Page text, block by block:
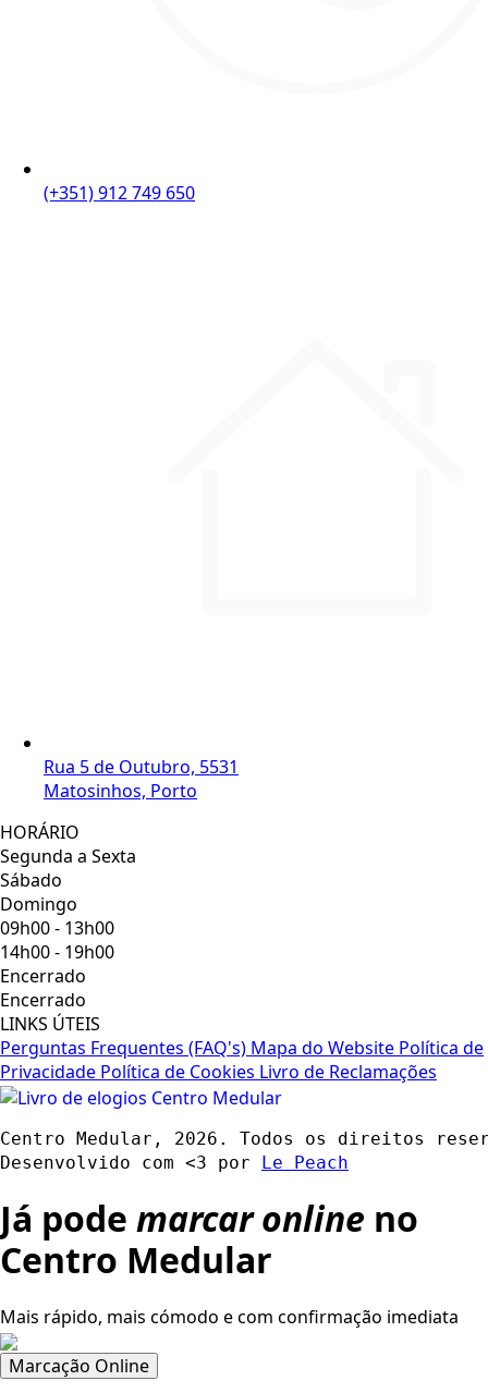
(+351) 912 749 650
Rua 5 de Outubro, 5531
Matosinhos, Porto
HORÁRIO
Segunda a Sexta
Sábado
Domingo
09h00 - 13h00
14h00 - 19h00
Encerrado
Encerrado
LINKS ÚTEIS
Perguntas Frequentes (FAQ's) Mapa do Website Política de
Privacidade Política de Cookies Livro de Reclamações
Centro Medular, 2026. Todos os direitos
Desenvolvido com <3 por Le Peach
Já pode marcar online no
Centro Medular
Mais rápido, mais cómodo e com confirmação imediata
Marcação Online